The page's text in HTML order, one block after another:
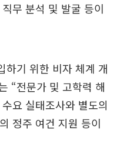
무 분석 및 발굴 등이
하기 위한 비자 체계 개
“전문가 및 고학력 해
요 실태조사와 별도의
정주 여건 지원 등이